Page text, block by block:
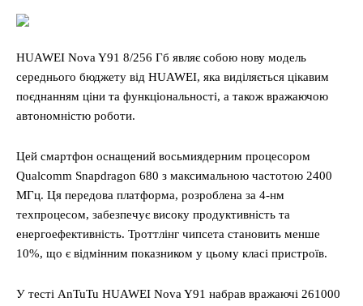
HUAWEI Nova Y91 8/256 Гб являє собою нову модель
середнього бюджету від HUAWEI, яка виділяється цікавим
поєднанням ціни та функціональності, а також вражаючою
автономністю роботи.
Цей смартфон оснащений восьмиядерним процесором
Qualcomm Snapdragon 680 з максимальною частотою 2400
МГц. Ця передова платформа, розроблена за 4-нм
техпроцесом, забезпечує високу продуктивність та
енергоефективність. Троттлінг чипсета становить менше
10%, що є відмінним показником у цьому класі пристроїв.
У тесті AnTuTu HUAWEI Nova Y91 набрав вражаючі 261000